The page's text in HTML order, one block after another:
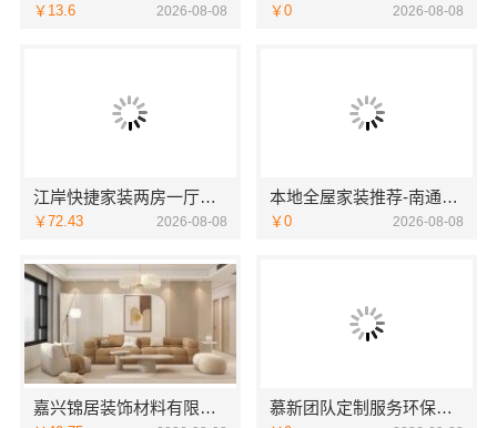
￥13.6 2026-08-08 ￥0 2026-08-08
江岸快捷家装两房一厅，本地快装一体化服务
￥72.43 2026-08-08
本地全屋家装推荐-南通宏域全宅装饰建材有限公司
￥0 2026-08-08
嘉兴锦居装饰材料有限公司，嘉兴高端装饰地址查询 慕新团队定制服务环保零甲醛，慕新不锈钢健康居家首选